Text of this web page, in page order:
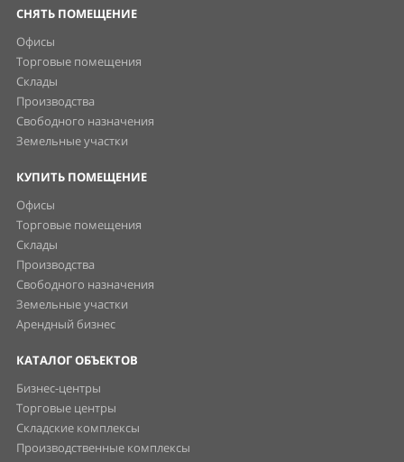
Офисы
Торговые помещения
Склады
Производства
Свободного назначения
Земельные участки
Арендный бизнес
КАТАЛОГ ОБЪЕКТОВ
Бизнес-центры
Торговые центры
Складские комплексы
Производственные комплексы
ЖК с ком. помещениями
Коворкинги
Индивидуальное хранение
ПОЛЕЗНОЕ
Статьи
Новости, пресс-релизы
Спецпредложения
Поиск на карте